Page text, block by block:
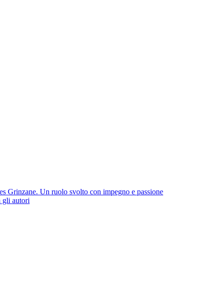
Grinzane. Un ruolo svolto con impegno e passione
gli autori